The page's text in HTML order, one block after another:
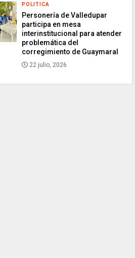
POLITICA
Personería de Valledupar
participa en mesa
interinstitucional para atender
problemática del
corregimiento de Guaymaral
22 julio, 2026